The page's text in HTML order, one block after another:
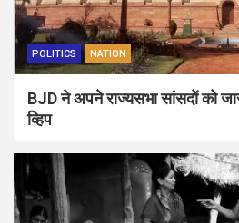
POLITICS NATION
BJD ने अपने राज्यसभा सांसदों को
व्हिप